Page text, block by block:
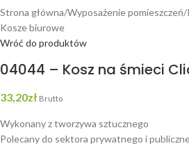
Strona główna/Wyposażenie pomieszczeń/
Kosze biurowe
Wróć do produktów
04044 – Kosz na śmieci
33,20zł Brutto
Wykonany z tworzywa sztucznego
Polecany do sektora prywatnego i